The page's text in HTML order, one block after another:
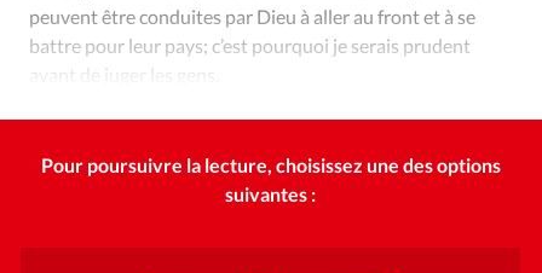
peuvent être conduites par Dieu à aller au front et à se
battre pour leur pays; c’est pourquoi je serais prudent
avant de juger les gens.
Pour poursuivre la lecture, choisissez une des options
suivantes :